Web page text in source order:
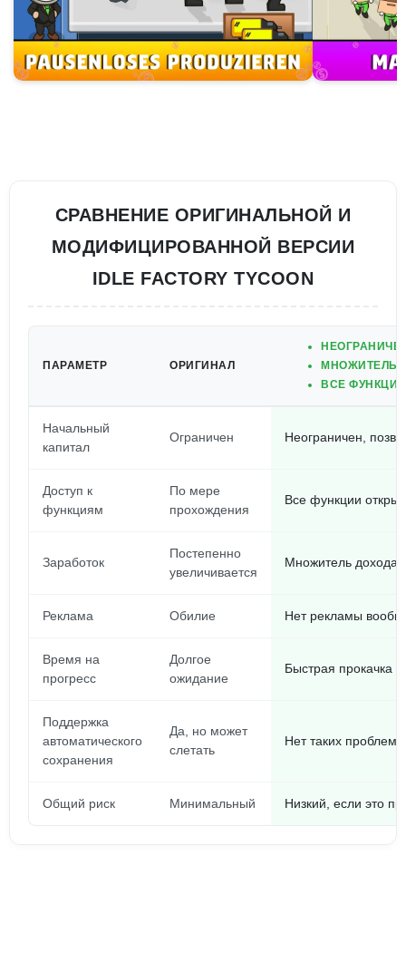
СРАВНЕНИЕ ОРИГИНАЛЬНОЙ И
МОДИФИЦИРОВАННОЙ ВЕРСИИ
IDLE FACTORY TYCOON
ПАРАМЕТР ОРИГИНАЛ
МНОЖИТЕЛЬ
ВСЕ
Начальный
капитал
Ограничен Неограничен,
Доступ к
функциям
По мере
прохождения
Все функции
Заработок
Постепенно
увеличивается
Множитель дохода
Реклама Обилие Нет рекламы
Время на
прогресс
Долгое
ожидание
Быстрая прокачка
Поддержка
автоматического
сохранения
Да, но может
слетать
Нет таких проблем
Общий риск Минимальный Низкий, если это